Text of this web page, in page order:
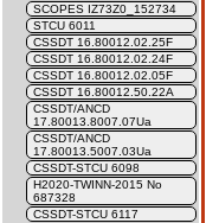
SCOPES IZ73Z0_152734
STCU 6011
CSSDT 16.80012.02.25F
CSSDT 16.80012.02.24F
CSSDT 16.80012.02.05F
CSSDT 16.80012.50.22A
CSSDT/ANCD
17.80013.8007.07Ua
CSSDT/ANCD
17.80013.5007.03Ua
CSSDT-STCU 6098
H2020-TWINN-2015 No
687328
CSSDT-STCU 6117